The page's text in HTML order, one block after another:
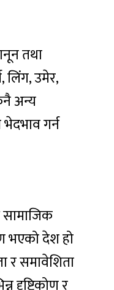
तथा
लिंग, उमेर,
अन्य
गर्न
सामाजिक
भएको देश हो
र समावेशिता